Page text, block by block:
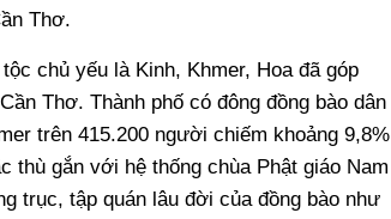
Thơ.
chủ yếu là Kinh, Khmer, Hoa đã góp
Thơ. Thành phố có đông đồng bào dân
trên 415.200 người chiếm khoảng 9,8%
thù gắn với hệ thống chùa Phật giáo Nam
trục, tập quán lâu đời của đồng bào như